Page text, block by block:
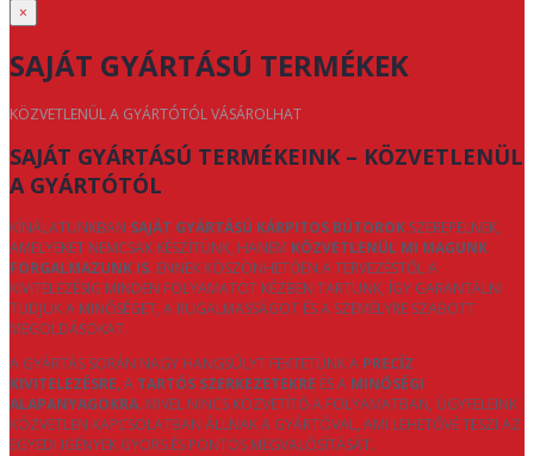
×
SAJÁT GYÁRTÁSÚ TERMÉKEK
KÖZVETLENÜL A GYÁRTÓTÓL VÁSÁROLHAT
SAJÁT GYÁRTÁSÚ TERMÉKEINK – KÖZVETLENÜL
A GYÁRTÓTÓL
KÍNÁLATUNKBAN SAJÁT GYÁRTÁSÚ KÁRPITOS BÚTOROK SZEREPELNEK,
AMELYEKET NEMCSAK KÉSZÍTÜNK, HANEM KÖZVETLENÜL MI MAGUNK
FORGALMAZUNK IS. ENNEK KÖSZÖNHETŐEN A TERVEZÉSTŐL A
KIVITELEZÉSIG MINDEN FOLYAMATOT KÉZBEN TARTUNK, ÍGY GARANTÁLNI
TUDJUK A MINŐSÉGET, A RUGALMASSÁGOT ÉS A SZEMÉLYRE SZABOTT
MEGOLDÁSOKAT.
A GYÁRTÁS SORÁN NAGY HANGSÚLYT FEKTETÜNK A PRECÍZ
KIVITELEZÉSRE, A TARTÓS SZERKEZETEKRE ÉS A MINŐSÉGI
ALAPANYAGOKRA. MIVEL NINCS KÖZVETÍTŐ A FOLYAMATBAN, ÜGYFELEINK
KÖZVETLEN KAPCSOLATBAN ÁLLNAK A GYÁRTÓVAL, AMI LEHETŐVÉ TESZI AZ
EGYEDI IGÉNYEK GYORS ÉS PONTOS MEGVALÓSÍTÁSÁT.